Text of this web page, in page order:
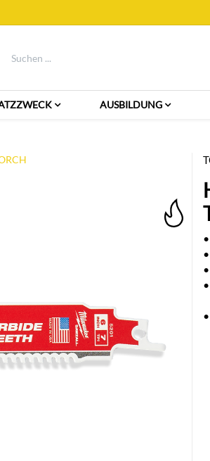
AUSBILDUNG
•
•
•
•
•